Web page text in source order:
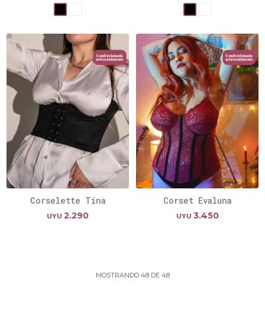
Corselette Tina
UYU 2.290
Corset Evaluna
UYU 3.450
MOSTRANDO 48DE 48